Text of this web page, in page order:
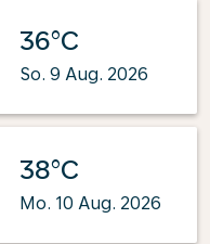
36°C
So. 9 Aug. 2026
38°C
Mo. 10 Aug. 2026